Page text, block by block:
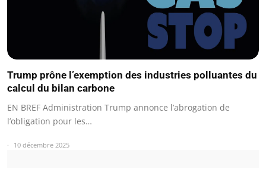
Trump prône l’exemption des industries polluantes du
calcul du bilan carbone
EN BREF Administration Trump annonce l’abrogation de
l’obligation pour les…
10 décembre 2025